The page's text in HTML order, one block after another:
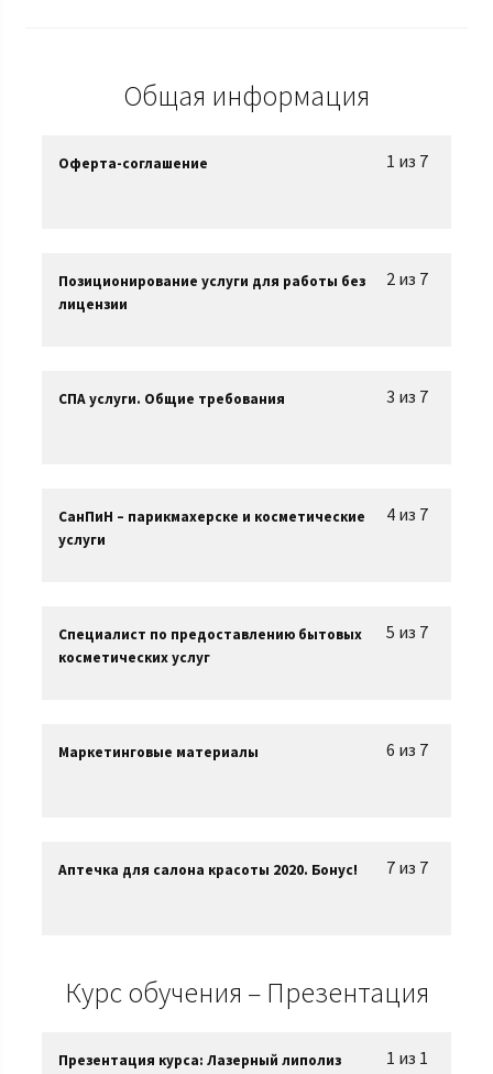
Общая информация
1 из 7
Оферта-соглашение
2 из 7
Позиционирование услуги для работы без
лицензии
3 из 7
СПА услуги. Общие требования
4 из 7
СанПиН – парикмахерске и косметические
услуги
5 из 7
Специалист по предоставлению бытовых
косметических услуг
6 из 7
Маркетинговые материалы
7 из 7
Аптечка для салона красоты 2020. Бонус!
Курс обучения – Презентация
1 из 1
Презентация курса: Лазерный липолиз